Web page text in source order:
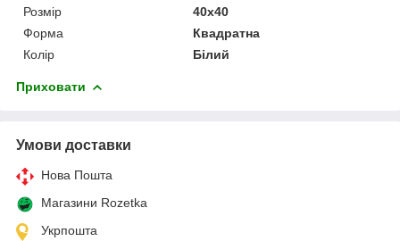
Розмір
40х40
Форма
Квадратна
Колір
Білий
Приховати
Умови доставки
Нова Пошта
Магазини Rozetka
Укрпошта